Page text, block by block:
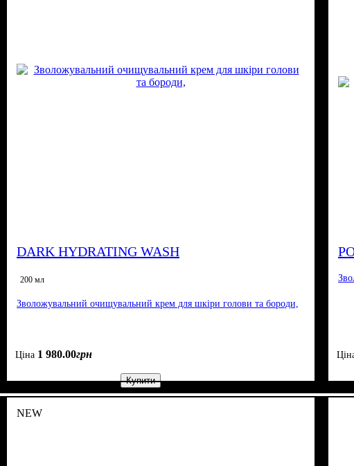
DARK HYDRATING WASH
200 мл
Зволожувальний очищувальний крем для шкіри голови та бороди,
Ціна 1 980.00грн
Купити
NEW